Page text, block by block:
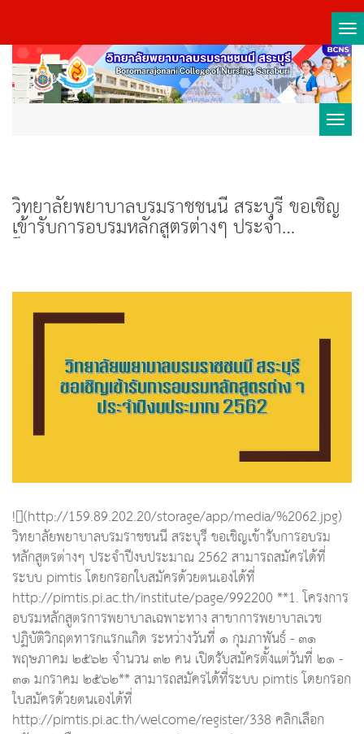
วิทยาลัยพยาบาลบรมราชชนนี สระบุรี ขอเชิญ
เข้ารับการอบรมหลักสูตรต่างๆ ประจำ
ปีงบประมาณ 2562
![](http://159.89.202.20/storage/app/media/%2062.jpg)
วิทยาลัยพยาบาลบรมราชชนนี สระบุรี ขอเชิญเข้ารับการอบรม
หลักสูตรต่างๆ ประจำปีงบประมาณ 2562 สามารถสมัครได้ที่
ระบบ pimtis โดยกรอกใบสมัครด้วยตนเองได้ที่
http://pimtis.pi.ac.th/institute/page/992200 **1. โครงการ
อบรมหลักสูตรการพยาบาลเฉพาะทาง สาขาการพยาบาลเวช
ปฏิบัติวิกฤตทารกแรกแกิด ระหว่างวันที่ ๑ กุมภาพันธ์ - ๓๑
พฤษภาคม ๒๕๖๒ จำนวน ๓๒ คน เปิดรับสมัครตั้งแต่วันที่ ๒๑ -
๓๑ มกราคม ๒๕๖๒** สามารถสมัครได้ที่ระบบ pimtis โดยกรอก
ใบสมัครด้วยตนเองได้ที่
http://pimtis.pi.ac.th/welcome/register/338 คลิกเลือก